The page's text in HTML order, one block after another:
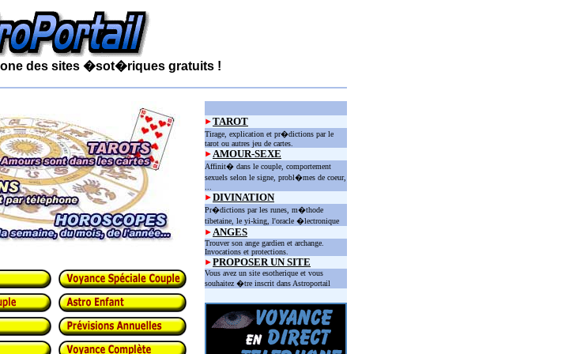
des sites �sot�riques gratuits !
TAROT
Tirage, explication et pr�dictions par le
tarot ou autres jeu de cartes.
AMOUR-SEXE
Affinit� dans le couple, comportement
sexuels selon le signe, probl�mes de coeur,
DIVINATION
Pr�dictions par les runes, m�thode
tibetaine, le yi-king, l'oracle �lectronique
ANGES
Trouver son ange gardien et archange.
Invocations et protections.
PROPOSER UN SITE
Vous avez un site esotherique et vous
souhaitez �tre inscrit dans Astroportail